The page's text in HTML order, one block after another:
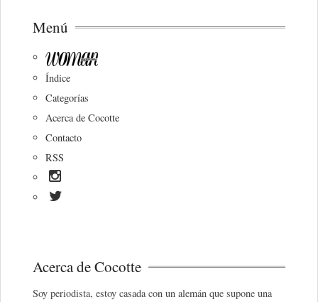
Menú
Índice
Categorías
Acerca de Cocotte
Contacto
RSS
Acerca de Cocotte
Soy periodista, estoy casada con un alemán que supone una